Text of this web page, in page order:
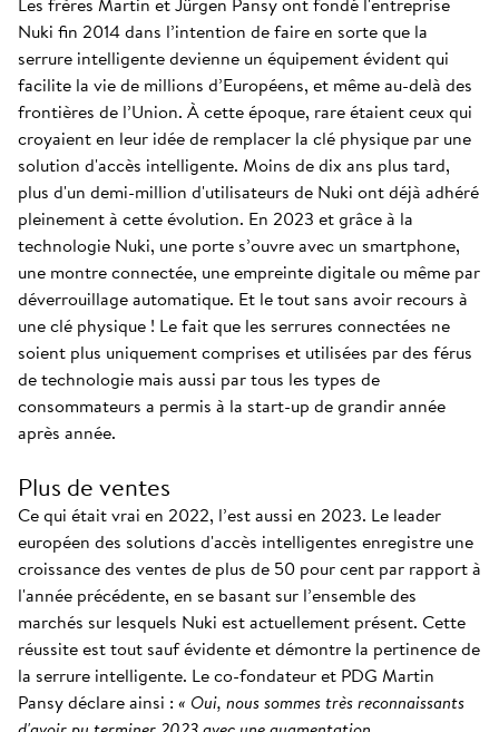
Nuki fin 2014 dans l’intention de faire en sorte que la
serrure intelligente devienne un équipement évident qui
facilite la vie de millions d’Européens, et même au-delà des
frontières de l’Union. À cette époque, rare étaient ceux qui
croyaient en leur idée de remplacer la clé physique par une
solution d'accès intelligente. Moins de dix ans plus tard,
plus d'un demi-million d'utilisateurs de Nuki ont déjà adhéré
pleinement à cette évolution. En 2023 et grâce à la
technologie Nuki, une porte s’ouvre avec un smartphone,
une montre connectée, une empreinte digitale ou même par
déverrouillage automatique. Et le tout sans avoir recours à
une clé physique ! Le fait que les serrures connectées ne
soient plus uniquement comprises et utilisées par des férus
de technologie mais aussi par tous les types de
consommateurs a permis à la start-up de grandir année
après année.
Plus de ventes
Ce qui était vrai en 2022, l’est aussi en 2023. Le leader
européen des solutions d'accès intelligentes enregistre une
croissance des ventes de plus de 50 pour cent par rapport à
l'année précédente, en se basant sur l’ensemble des
marchés sur lesquels Nuki est actuellement présent. Cette
réussite est tout sauf évidente et démontre la pertinence de
la serrure intelligente. Le co-fondateur et PDG Martin
Pansy déclare ainsi : « Oui, nous sommes très reconnaissants